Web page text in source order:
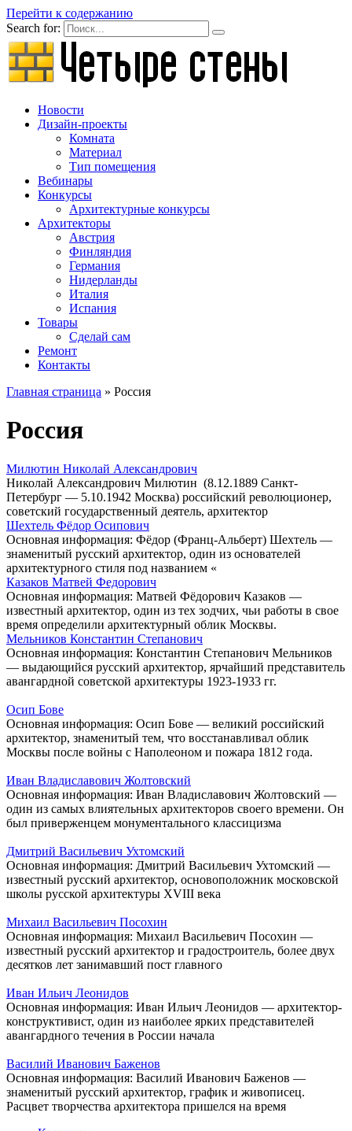
Перейти к содержанию
Search for:
Новости
Дизайн-проекты
Комната
Материал
Тип помещения
Вебинары
Конкурсы
Архитектурные конкурсы
Архитекторы
Австрия
Финляндия
Германия
Нидерланды
Италия
Испания
Товары
Сделай сам
Ремонт
Контакты
Главная страница » Россия
Россия
Милютин Николай Александрович
Николай Александрович Милютин (8.12.1889 Санкт-
Петербург — 5.10.1942 Москва) российский революционер,
советский государственный деятель, архитектор
Шехтель Фёдор Осипович
Основная информация: Фёдор (Франц-Альберт) Шехтель —
знаменитый русский архитектор, один из основателей
архитектурного стиля под названием «
Казаков Матвей Федорович
Основная информация: Матвей Фёдорович Казаков —
известный архитектор, один из тех зодчих, чьи работы в свое
время определили архитектурный облик Москвы.
Мельников Константин Степанович
Основная информация: Константин Степанович Мельников
— выдающийся русский архитектор, ярчайший представитель
авангардной советской архитектуры 1923-1933 гг.
Осип Бове
Основная информация: Осип Бове — великий российский
архитектор, знаменитый тем, что восстанавливал облик
Москвы после войны с Наполеоном и пожара 1812 года.
Иван Владиславович Жолтовский
Основная информация: Иван Владиславович Жолтовский —
один из самых влиятельных архитекторов своего времени. Он
был приверженцем монументального классицизма
Дмитрий Васильевич Ухтомский
Основная информация: Дмитрий Васильевич Ухтомский —
известный русский архитектор, основоположник московской
школы русской архитектуры XVIII века
Михаил Васильевич Посохин
Основная информация: Михаил Васильевич Посохин —
известный русский архитектор и градостроитель, более двух
десятков лет занимавший пост главного
Иван Ильич Леонидов
Основная информация: Иван Ильич Леонидов — архитектор-
конструктивист, один из наиболее ярких представителей
авангардного течения в России начала
Василий Иванович Баженов
Основная информация: Василий Иванович Баженов —
знаменитый русский архитектор, график и живописец.
Расцвет творчества архитектора пришелся на время